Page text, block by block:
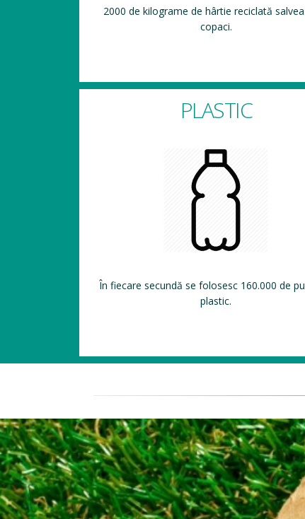
2000 de kilograme de hârtie reciclată
copaci.
PLASTIC
În fiecare secundă se folosesc 160.000 de
plastic.